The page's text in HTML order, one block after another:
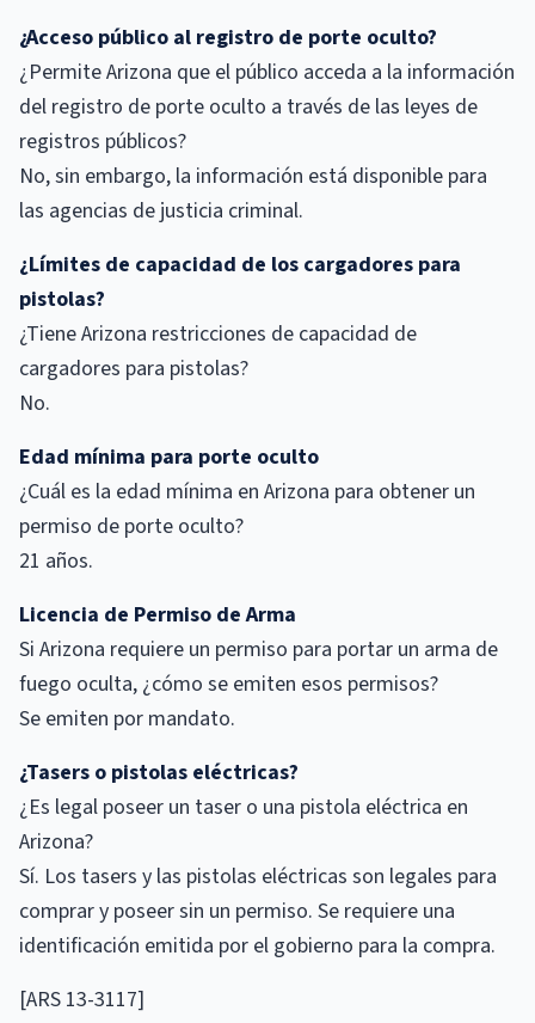
¿Acceso público al registro de porte oculto?
¿Permite Arizona que el público acceda a la información
del registro de porte oculto a través de las leyes de
registros públicos?
No, sin embargo, la información está disponible para
las agencias de justicia criminal.
¿Límites de capacidad de los cargadores para
pistolas?
¿Tiene Arizona restricciones de capacidad de
cargadores para pistolas?
No.
Edad mínima para porte oculto
¿Cuál es la edad mínima en Arizona para obtener un
permiso de porte oculto?
21 años.
Licencia de Permiso de Arma
Si Arizona requiere un permiso para portar un arma de
fuego oculta, ¿cómo se emiten esos permisos?
Se emiten por mandato.
¿Tasers o pistolas eléctricas?
¿Es legal poseer un taser o una pistola eléctrica en
Arizona?
Sí. Los tasers y las pistolas eléctricas son legales para
comprar y poseer sin un permiso. Se requiere una
identificación emitida por el gobierno para la compra.
[ARS 13-3117]